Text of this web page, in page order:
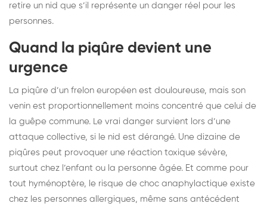
retire un nid que s’il représente un danger réel pour les
personnes.
Quand la piqûre devient une
urgence
La piqûre d’un frelon européen est douloureuse, mais son
venin est proportionnellement moins concentré que celui de
la guêpe commune. Le vrai danger survient lors d’une
attaque collective, si le nid est dérangé. Une dizaine de
piqûres peut provoquer une réaction toxique sévère,
surtout chez l’enfant ou la personne âgée. Et comme pour
tout hyménoptère, le risque de choc anaphylactique existe
chez les personnes allergiques, même sans antécédent